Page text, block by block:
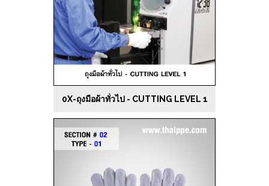
0X-ถุงมือผ้าทั่วไป - CUTTING LEVEL 1